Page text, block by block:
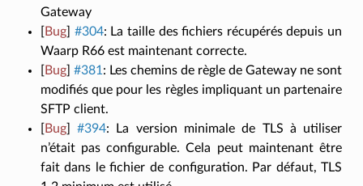
Gateway
Bug] #304: La taille des fichiers récupérés depuis un
Waarp R66 est maintenant correcte.
Bug] #381 : Les chemins de règle de Gateway ne sont
modifiés que pour les règles impliquant un partenaire
SFTP client.
Bug] #394: La version minimale de TLS à utiliser
n’était pas configurable. Cela peut maintenant être
fait dans le fichier de configuration. Par défaut, TLS